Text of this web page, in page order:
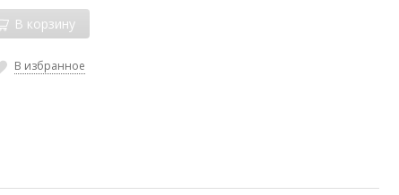
В корзину
В избранное